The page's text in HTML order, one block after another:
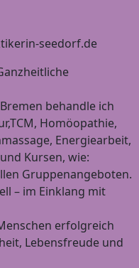
seedorf.de
behandle ich
Homöopathie,
Energiearbeit,
Kursen, wie:
Gruppenangeboten.
– im Einklang mit
erfolgreich
Lebensfreude und